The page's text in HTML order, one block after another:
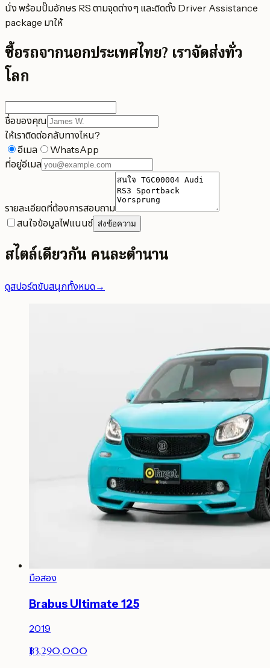
นั่ง พร้อมปั๊มอักษร RS ตามจุดต่างๆ และติดตั้ง Driver Assistance
package มาให้
ซื้อรถจากนอกประเทศไทย? เราจัดส่งทั่ว
โลก
ชื่อของคุณ
ให้เราติดต่อกลับทางไหน?
อีเมล
WhatsApp
ที่อยู่อีเมล
รายละเอียดที่ต้องการสอบถาม
สนใจข้อมูลไฟแนนซ์ ส่งข้อความ
สไตล์เดียวกัน คนละตำนาน
ดูสปอร์ตขับสนุกทั้งหมด→
มือสอง
Brabus Ultimate 125
2019
฿3,290,000